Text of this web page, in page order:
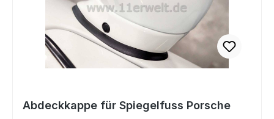
Abdeckkappe für Spiegelfuss Porsche